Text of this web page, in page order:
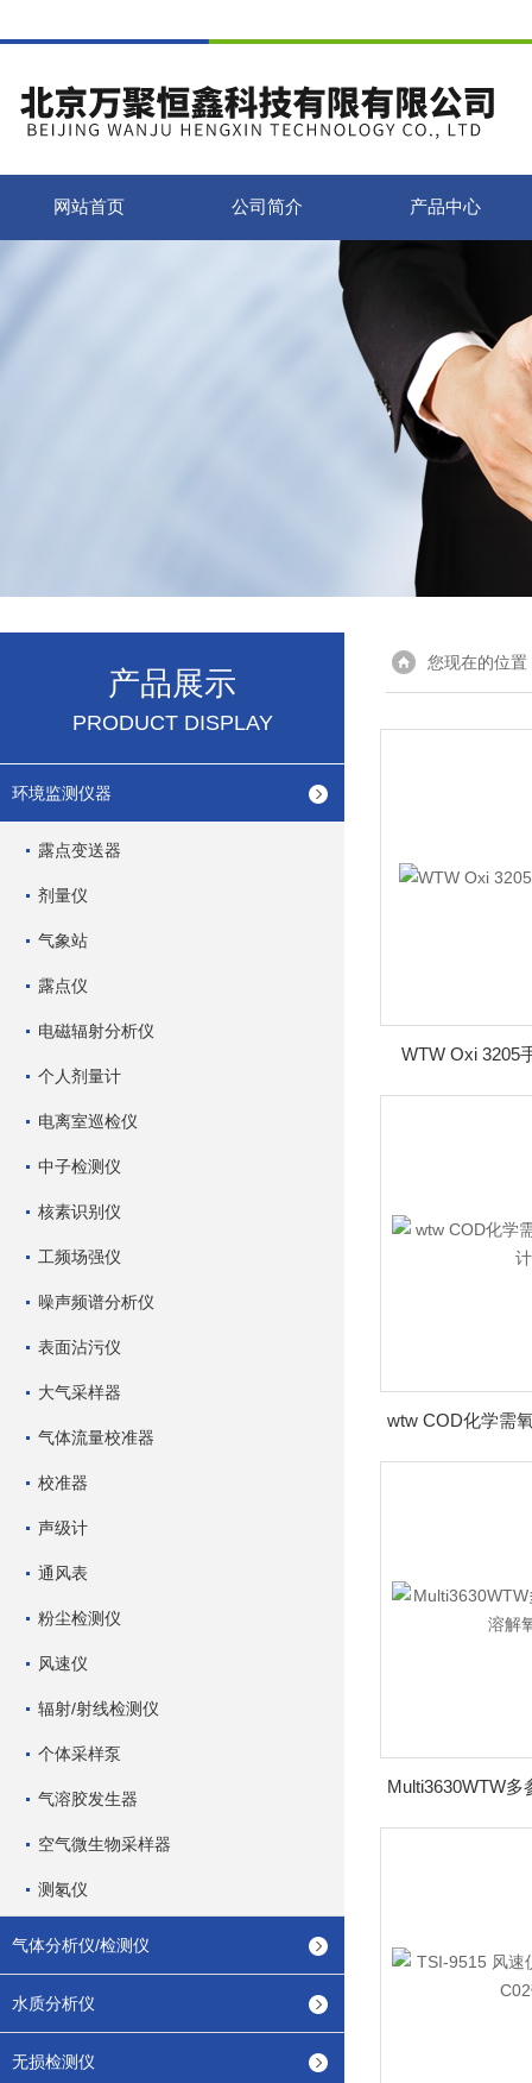
网站首页 公司简介 产品中心
产品展示
PRODUCT DISPLAY
环境监测仪器
露点变送器
剂量仪
气象站
露点仪
电磁辐射分析仪
个人剂量计
电离室巡检仪
中子检测仪
核素识别仪
工频场强仪
噪声频谱分析仪
表面沾污仪
大气采样器
气体流量校准器
校准器
声级计
通风表
粉尘检测仪
风速仪
辐射/射线检测仪
个体采样泵
气溶胶发生器
空气微生物采样器
测氡仪
气体分析仪/检测仪
水质分析仪
无损检测仪
您现在的位置
WTW Oxi 3205